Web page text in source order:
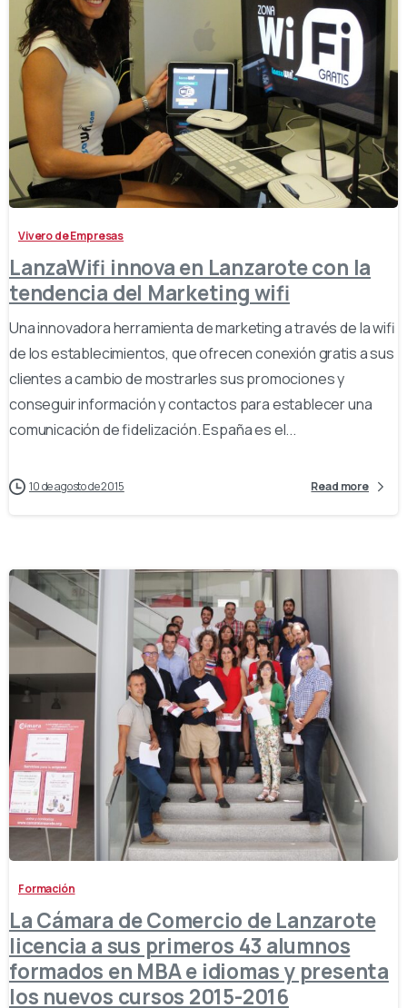
-
Vivero de Empresas
LanzaWifi innova en Lanzarote con la
tendencia del Marketing wifi
Una innovadora herramienta de marketing a través de la wifi
de los establecimientos, que ofrecen conexión gratis a sus
clientes a cambio de mostrarles sus promociones y
conseguir información y contactos para establecer una
comunicación de fidelización. España es el...
10 de agosto de 2015 Read more
-
Formación
La Cámara de Comercio de Lanzarote
licencia a sus primeros 43 alumnos
formados en MBA e idiomas y presenta
los nuevos cursos 2015-2016